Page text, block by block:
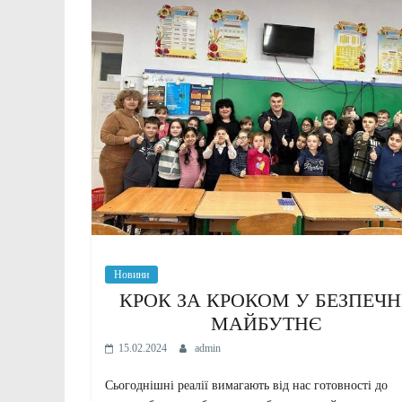
Новини
КРОК ЗА КРОКОМ У
МАЙБУТНЄ
15.02.2024 admin
Сьогоднішні реалії вимагають від нас готовності до